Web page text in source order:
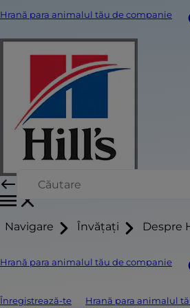
Hrană para animalul tău de companie
Navigare Învățați Despre
Hrană para animalul tău de companie
Înregistrează-te Hrană para animalul